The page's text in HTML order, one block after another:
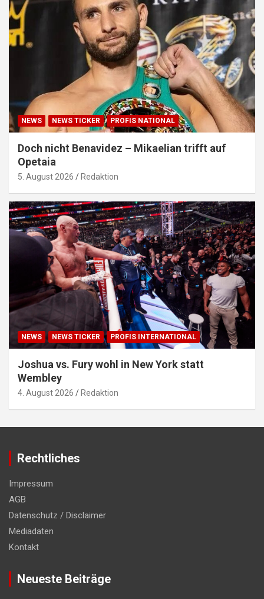
NEWS NEWS TICKER PROFIS NATIONAL
Doch nicht Benavidez – Mikaelian trifft auf
Opetaia
5. August 2026 Redaktion
NEWS NEWS TICKER PROFIS INTERNATIONAL
Joshua vs. Fury wohl in New York statt
Wembley
4. August 2026 Redaktion
Rechtliches
Impressum
AGB
Datenschutz / Disclaimer
Mediadaten
Kontakt
Neueste Beiträge